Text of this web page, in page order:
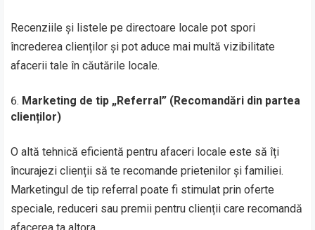
Recenziile și listele pe directoare locale pot spori
încrederea clienților și pot aduce mai multă vizibilitate
afacerii tale în căutările locale.
Marketing de tip „Referral” (Recomandări din partea
clienților)
O altă tehnică eficientă pentru afaceri locale este să îți
încurajezi clienții să te recomande prietenilor și familiei.
Marketingul de tip referral poate fi stimulat prin oferte
speciale, reduceri sau premii pentru clienții care recomandă
afacerea ta altora.